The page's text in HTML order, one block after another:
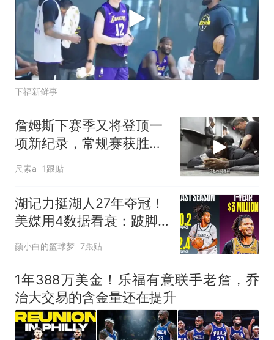
下福新鲜事
詹姆斯下赛季又将登顶一
项新纪录，常规赛获胜数
第一
尺素a 1跟贴
湖记力挺湖人27年夺冠！
美媒用4数据看衰：跛脚
阵容+双核皆防守黑洞
颜小白的篮球梦 7跟贴
1年388万美金！乐福有意联手老詹，乔
治大交易的含金量还在提升